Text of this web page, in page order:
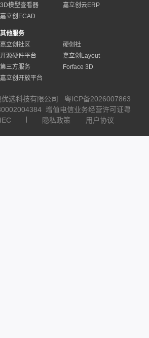
3D模型查看器
嘉立创云ERP
嘉立创ECAD
其他服务
嘉立创社区
硬创社
开源硬件平台
嘉立创Layout
第三方服务
Forface 3D
嘉立创开放平台
选科技有限公司
粤ICP备2026007863
增值电信业务经营许可证粤
隐私政策 用户协议